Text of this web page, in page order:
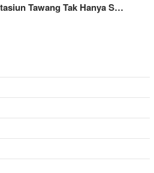
Tawang Tak Hanya S…